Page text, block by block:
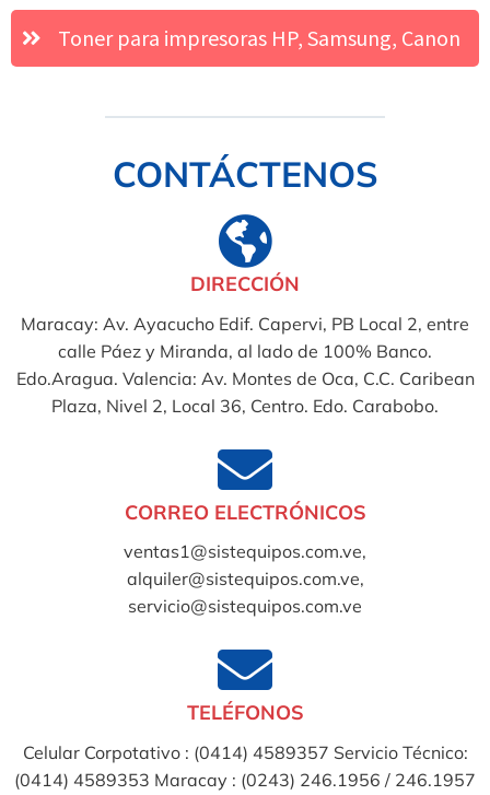
Toner para impresoras HP, Samsung, Canon
CONTÁCTENOS
DIRECCIÓN
Maracay: Av. Ayacucho Edif. Capervi, PB Local 2, entre
calle Páez y Miranda, al lado de 100% Banco.
Edo.Aragua. Valencia: Av. Montes de Oca, C.C. Caribean
Plaza, Nivel 2, Local 36, Centro. Edo. Carabobo.
CORREO ELECTRÓNICOS
ventas1@sistequipos.com.ve,
alquiler@sistequipos.com.ve,
servicio@sistequipos.com.ve
TELÉFONOS
Celular Corpotativo : (0414) 4589357 Servicio Técnico:
(0414) 4589353 Maracay : (0243) 246.1956 / 246.1957